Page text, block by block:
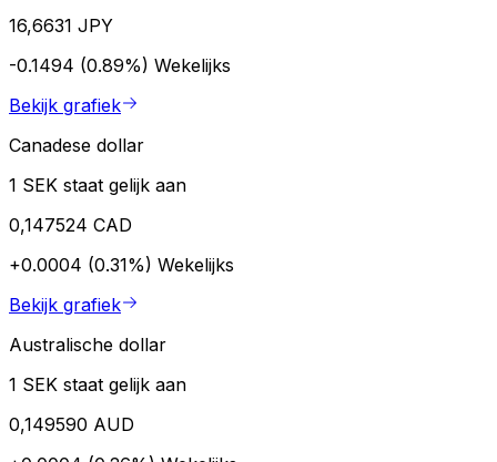
16,6631 JPY
-0.1494 (0.89%) Wekelijks
Bekijk grafiek
Canadese dollar
1 SEK staat gelijk aan
0,147524 CAD
+0.0004 (0.31%) Wekelijks
Bekijk grafiek
Australische dollar
1 SEK staat gelijk aan
0,149590 AUD